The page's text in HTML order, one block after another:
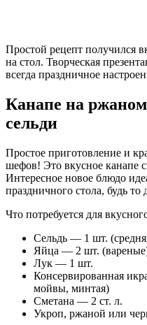
Простой рецепт получился
на стол. Творческая
всегда праздничное
Канапе на
сельди
Простое приготовление и
шефов! Это вкусное канапе
Интересное новое блюдо
праздничного стола, будь
Что потребуется для
Сельдь — 1 шт.
Яйца — 2 шт.
Лук — 1 шт.
Консервированная
мойвы, минтая)
Сметана — 2 ст. л.
Укроп, ржаной или